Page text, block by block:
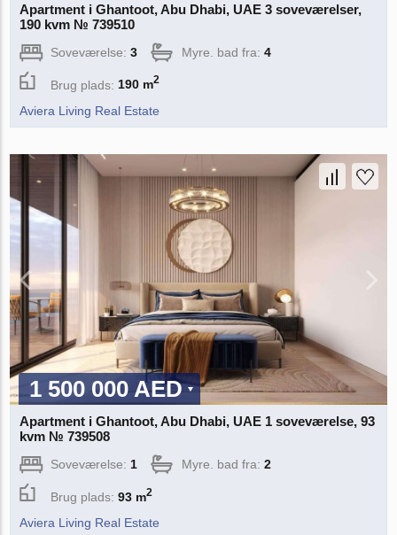
Apartment i Ghantoot, Abu Dhabi, UAE 3 soveværelser,
190 kvm № 739510
Soveværelse:3 Myre. bad fra:4
Brug plads:190 m2
Aviera Living Real Estate
1 500 000 AED
Apartment i Ghantoot, Abu Dhabi, UAE 1 soveværelse, 93
kvm № 739508
Soveværelse:1 Myre. bad fra:2
Brug plads:93 m2
Aviera Living Real Estate